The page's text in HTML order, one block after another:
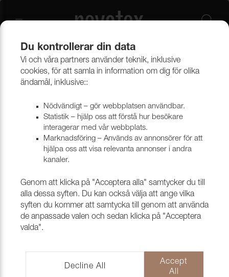
Beklädnadsmaterial Konstläder Konstläder & konstskinn
Du kontrollerar din data
Vi och våra partners använder teknik, inklusive
cookies, för att samla in information om dig för olika
ändamål, inklusive::
Nödvändigt – gör webbplatsen användbar.
Statistik – hjälp oss att förstå hur besökare
interagerar med vår webbplats.
Marknadsföring – Används av annonsörer för att
hjälpa oss att visa relevanta annonser i andra
kanaler.
Genom att klicka på "Acceptera alla" samtycker du till
alla dessa syften. Du kan också välja att ange vilka
syften du kommer att samtycka till genom att använda
de anpassade valen och sedan klicka på "Acceptera
valda".
Decline All
Accept
All